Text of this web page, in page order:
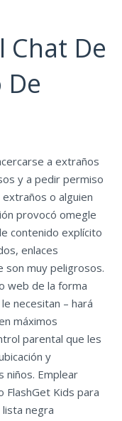
Chat De
a extraños
y a pedir permiso
o alguien
provocó omegle
contenido explícito
enlaces
muy peligrosos.
web de la forma
necesitan – hará
máximos
parental que les
y
niños. Emplear
FlashGet Kids para
negra